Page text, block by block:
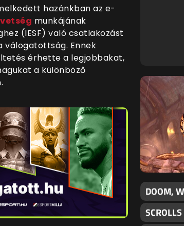
hazánkban az e-
munkájának
(IESF) való csatlakozást
Ennek
érhette a legjobbakat,
a különböző
DOOM,